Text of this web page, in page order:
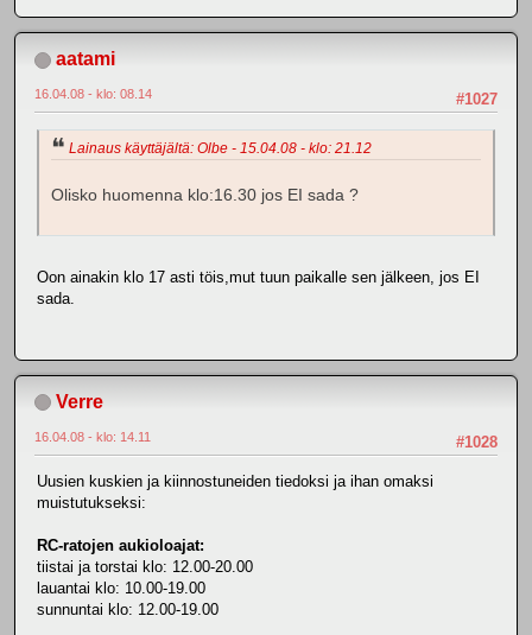
aatami
#1027
16.04.08 - klo: 08.14
Lainaus käyttäjältä: Olbe - 15.04.08 - klo: 21.12
Olisko huomenna klo:16.30 jos EI sada ?
Oon ainakin klo 17 asti töis,mut tuun paikalle sen jälkeen, jos EI
sada.
Verre
#1028
16.04.08 - klo: 14.11
Uusien kuskien ja kiinnostuneiden tiedoksi ja ihan omaksi
muistutukseksi:
RC-ratojen aukioloajat:
tiistai ja torstai klo: 12.00-20.00
lauantai klo: 10.00-19.00
sunnuntai klo: 12.00-19.00